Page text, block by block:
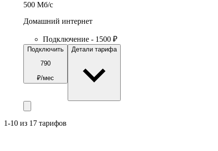
500 Мб/c
Домашний интернет
Подключение - 1500 ₽
Подключить
790
₽/мес
Детали тарифа
1-10 из 17 тарифов